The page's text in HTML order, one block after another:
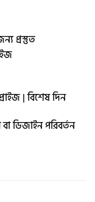
প্রস্তুত
| বিশেষ দিন
ডিজাইন পরিবর্তন